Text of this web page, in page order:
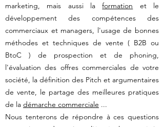
marketing, mais aussi laformation et le
développement des compétences des
commerciaux et managers, l'usage de bonnes
méthodes et techniques de vente ( B2B ou
BtoC ) de prospection et de phoning,
l'évaluation des offres commerciales de votre
société, la définition des Pitch et argumentaires
de vente, le partage des meilleures pratiques
de la démarche commerciale ...
Nous tenterons de répondre à ces questions